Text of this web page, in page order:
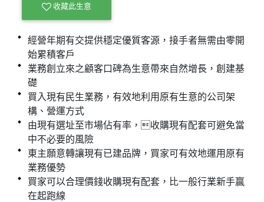
收藏此生意
經營年期有交提供穩定優質客源，接手者無需由零開
始累積客戶
業務創立來之顧客口碑為生意帶來自然增長，創建基
礎
買入現有民生業務，有效地利用原有生意的公司架
構、營運方式
由現有選址至市場佔有率，收購現有配套可避免當
中不必要的風險
東主願意轉讓現有已建品牌，買家可有效地運用原有
業務優勢
買家可以合理價錢收購現有配套，比一般行業新手贏
在起跑線